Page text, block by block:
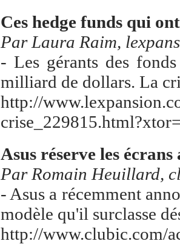
Ces hedge funds qui
Par Laura Raim,
- Les gérants des
milliard de dollars. La
http://
Asus réserve les
Par Romain Heuillard,
- Asus a récemment
modèle qu'il surclasse
http://www.clubic.com/